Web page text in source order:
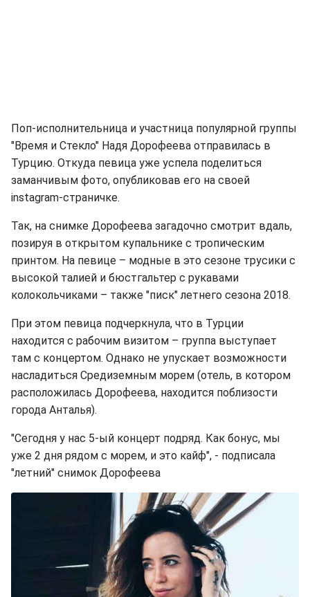
Поп-исполнительница и участница популярной группы
"Время и Стекло" Надя Дорофеева отправилась в
Турцию. Откуда певица уже успела поделиться
заманчивым фото, опубликовав его на своей
instagram-страничке.
Так, на снимке Дорофеева загадочно смотрит вдаль,
позируя в открытом купальнике с тропическим
принтом. На певице – модные в это сезоне трусики с
высокой талией и бюстгальтер с рукавами
колокольчиками – также "писк" летнего сезона 2018.
При этом певица подчеркнула, что в Турции
находится с рабочим визитом – группа выступает
там с концертом. Однако не упускает возможности
насладиться Средиземным морем (отель, в котором
расположилась Дорофеева, находится поблизости
города Анталья).
"Сегодня у нас 5-ый концерт подряд. Как бонус, мы
уже 2 дня рядом с морем, и это кайф", - подписала
"летний" снимок Дорофеева